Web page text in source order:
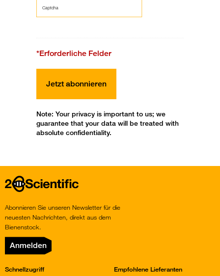
*Erforderliche Felder
Note: Your privacy is important to us; we
guarantee that your data will be treated with
absolute confidentiality.
Home
Abonnieren Sie unseren Newsletter für die
neuesten Nachrichten, direkt aus dem
Bienenstock.
Anmelden
Schnellzugriff
Empfohlene Lieferanten